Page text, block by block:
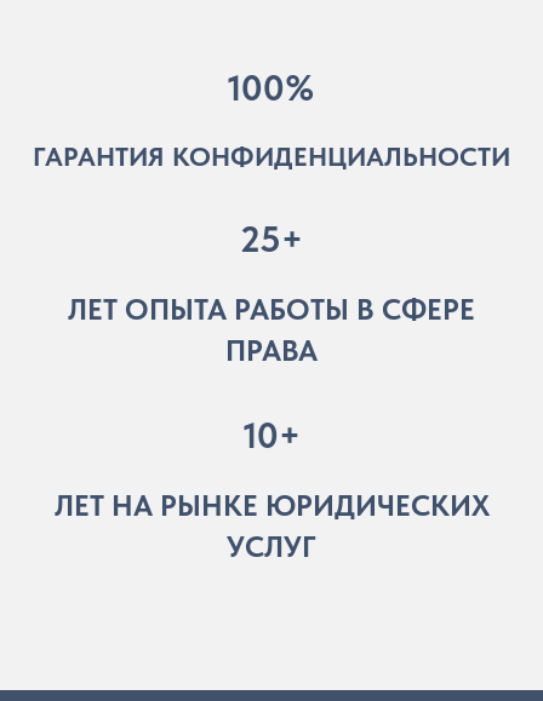
100%
ГАРАНТИЯ КОНФИДЕНЦИАЛЬНОСТИ
25+
ЛЕТ ОПЫТА РАБОТЫ В СФЕРЕ
ПРАВА
10+
ЛЕТ НА РЫНКЕ ЮРИДИЧЕСКИХ
УСЛУГ